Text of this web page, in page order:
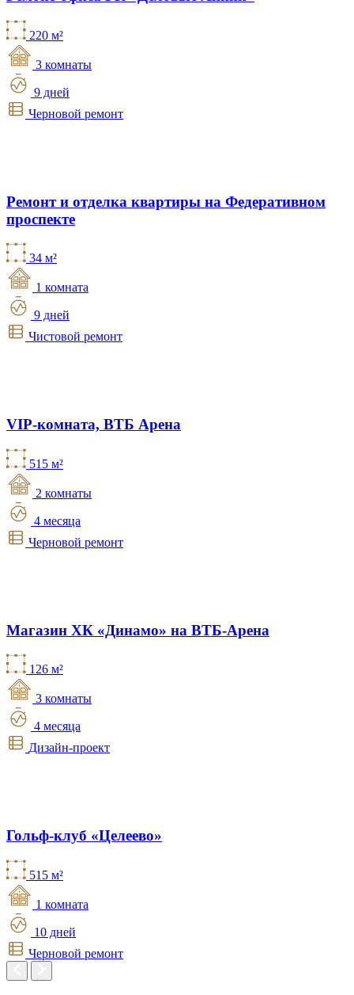
220 м²
3 комнаты
9 дней
Черновой ремонт
Ремонт и отделка квартиры на Федеративном
проспекте
34 м²
1 комната
9 дней
Чистовой ремонт
VIP-комната, ВТБ Арена
515 м²
2 комнаты
4 месяца
Черновой ремонт
Магазин ХК «Динамо» на ВТБ-Арена
126 м²
3 комнаты
4 месяца
Дизайн-проект
Гольф-клуб «Целеево»
515 м²
1 комната
10 дней
Черновой ремонт